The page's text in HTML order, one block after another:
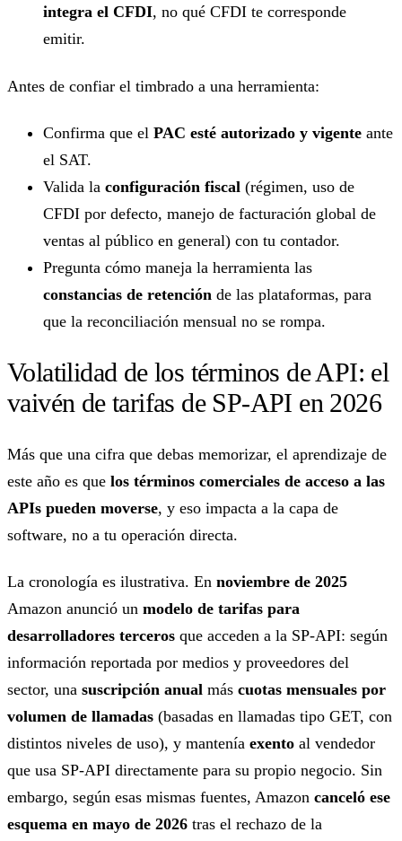
integra el CFDI, no qué CFDI te corresponde
emitir.
Antes de confiar el timbrado a una herramienta:
Confirma que el PAC esté autorizado y vigente ante
el SAT.
Valida la configuración fiscal (régimen, uso de
CFDI por defecto, manejo de facturación global de
ventas al público en general) con tu contador.
Pregunta cómo maneja la herramienta las
constancias de retención de las plataformas, para
que la reconciliación mensual no se rompa.
Volatilidad de los términos de API: el
vaivén de tarifas de SP-API en 2026
Más que una cifra que debas memorizar, el aprendizaje de
este año es que los términos comerciales de acceso a las
APIs pueden moverse, y eso impacta a la capa de
software, no a tu operación directa.
La cronología es ilustrativa. En noviembre de 2025
Amazon anunció un modelo de tarifas para
desarrolladores terceros que acceden a la SP-API: según
información reportada por medios y proveedores del
sector, una suscripción anual más cuotas mensuales por
volumen de llamadas (basadas en llamadas tipo GET, con
distintos niveles de uso), y mantenía exento al vendedor
que usa SP-API directamente para su propio negocio. Sin
embargo, según esas mismas fuentes, Amazon canceló ese
esquema en mayo de 2026 tras el rechazo de la